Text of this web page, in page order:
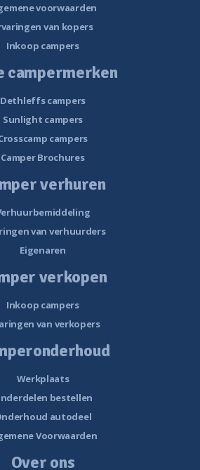
voorwaarden
van kopers
Inkoop campers
campermerken
Dethleffs campers
Sunlight campers
campers
Camper Brochures
verhuren
van verhuurders
Eigenaren
verkopen
Inkoop campers
van verkopers
Werkplaats
bestellen
autodeel
Voorwaarden
Over ons